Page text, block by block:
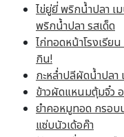
ไข่ยู่ยี่ พริกน้ำปลา เ
พริกน้ำปลา รสเด็ด
ไก่ทอดหน้าโรงเรีย
กิน!
กะหล่ำปลีผัดน้ำปลา
ข้าวผัดแหนมตุ้มจิ๋ว
ยำคอหมูทอด กรอบ
แซ่บนัวเด้อค๊า